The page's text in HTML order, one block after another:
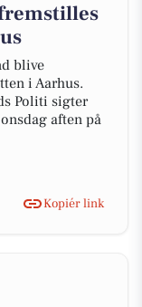
blive
i Aarhus.
Politi sigter
aften på
Kopiér link